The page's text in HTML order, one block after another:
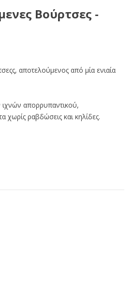
Βούρτσες -
αποτελούμενος από μία ενιαία
απορρυπαντικού,
χωρίς ραβδώσεις και κηλίδες.